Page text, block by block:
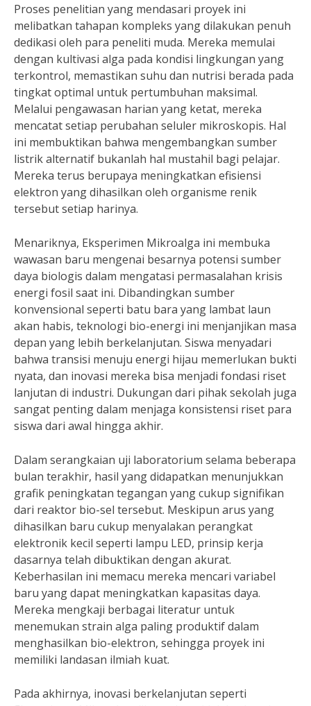
Proses penelitian yang mendasari proyek ini
melibatkan tahapan kompleks yang dilakukan penuh
dedikasi oleh para peneliti muda. Mereka memulai
dengan kultivasi alga pada kondisi lingkungan yang
terkontrol, memastikan suhu dan nutrisi berada pada
tingkat optimal untuk pertumbuhan maksimal.
Melalui pengawasan harian yang ketat, mereka
mencatat setiap perubahan seluler mikroskopis. Hal
ini membuktikan bahwa mengembangkan sumber
listrik alternatif bukanlah hal mustahil bagi pelajar.
Mereka terus berupaya meningkatkan efisiensi
elektron yang dihasilkan oleh organisme renik
tersebut setiap harinya.
Menariknya, Eksperimen Mikroalga ini membuka
wawasan baru mengenai besarnya potensi sumber
daya biologis dalam mengatasi permasalahan krisis
energi fosil saat ini. Dibandingkan sumber
konvensional seperti batu bara yang lambat laun
akan habis, teknologi bio-energi ini menjanjikan masa
depan yang lebih berkelanjutan. Siswa menyadari
bahwa transisi menuju energi hijau memerlukan bukti
nyata, dan inovasi mereka bisa menjadi fondasi riset
lanjutan di industri. Dukungan dari pihak sekolah juga
sangat penting dalam menjaga konsistensi riset para
siswa dari awal hingga akhir.
Dalam serangkaian uji laboratorium selama beberapa
bulan terakhir, hasil yang didapatkan menunjukkan
grafik peningkatan tegangan yang cukup signifikan
dari reaktor bio-sel tersebut. Meskipun arus yang
dihasilkan baru cukup menyalakan perangkat
elektronik kecil seperti lampu LED, prinsip kerja
dasarnya telah dibuktikan dengan akurat.
Keberhasilan ini memacu mereka mencari variabel
baru yang dapat meningkatkan kapasitas daya.
Mereka mengkaji berbagai literatur untuk
menemukan strain alga paling produktif dalam
menghasilkan bio-elektron, sehingga proyek ini
memiliki landasan ilmiah kuat.
Pada akhirnya, inovasi berkelanjutan seperti